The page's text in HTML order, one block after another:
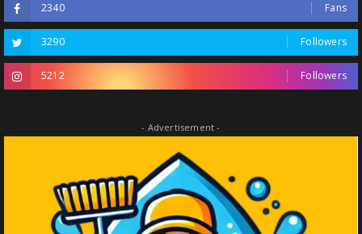
2340 Fans
3290 Followers
5212 Followers
- Advertisement -